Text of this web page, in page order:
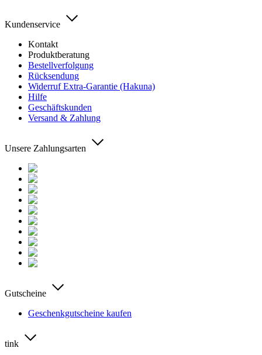
Kundenservice
Kontakt
Produktberatung
Bestellverfolgung
Rücksendung
Widerruf Extra-Garantie (Hakuna)
Hilfe
Geschäftskunden
Versand & Zahlung
Unsere Zahlungsarten
Gutscheine
Geschenkgutscheine kaufen
tink